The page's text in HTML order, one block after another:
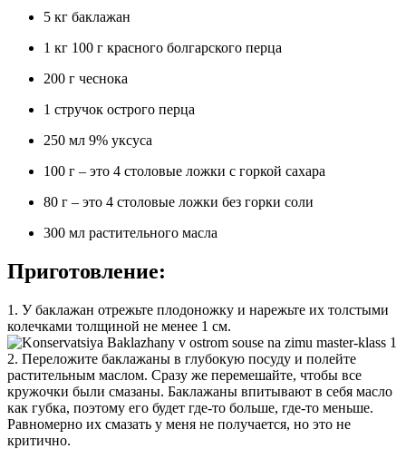
5 кг баклажан
1 кг 100 г красного болгарского перца
200 г чеснока
1 стручок острого перца
250 мл 9% уксуса
100 г – это 4 столовые ложки с горкой сахара
80 г – это 4 столовые ложки без горки соли
300 мл растительного масла
Приготовление:
1. У баклажан отрежьте плодоножку и нарежьте их толстыми
колечками толщиной не менее 1 см.
2. Переложите баклажаны в глубокую посуду и полейте
растительным маслом. Сразу же перемешайте, чтобы все
кружочки были смазаны. Баклажаны впитывают в себя масло
как губка, поэтому его будет где-то больше, где-то меньше.
Равномерно их смазать у меня не получается, но это не
критично.